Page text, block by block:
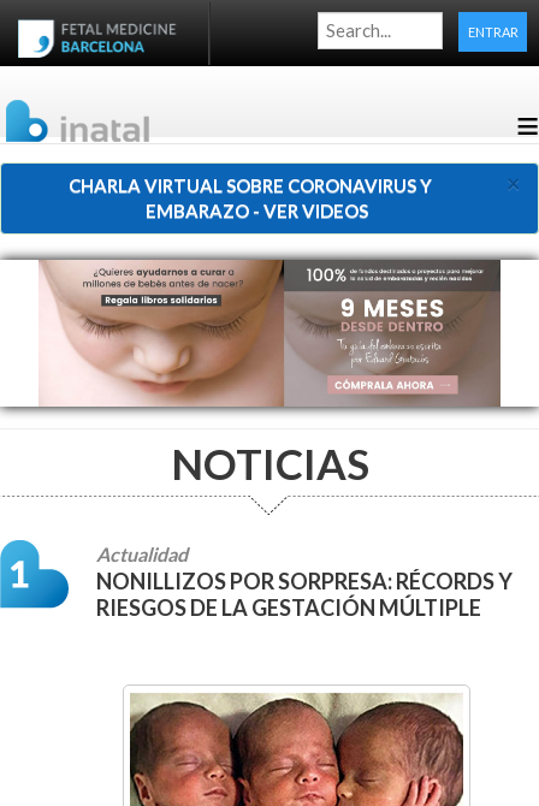
≡
ENTRAR
×
CHARLA VIRTUAL SOBRE CORONAVIRUS Y
EMBARAZO - VER VIDEOS
NOTICIAS
Actualidad
NONILLIZOS POR SORPRESA: RÉCORDS Y
RIESGOS DE LA GESTACIÓN MÚLTIPLE